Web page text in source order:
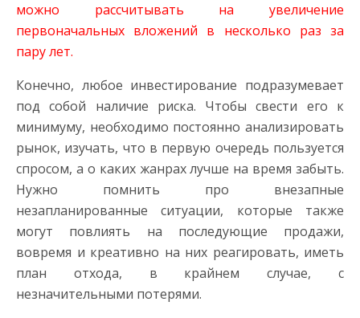
можно рассчитывать на увеличение
первоначальных вложений в несколько раз за
пару лет.
Конечно, любое инвестирование подразумевает
под собой наличие риска. Чтобы свести его к
минимуму, необходимо постоянно анализировать
рынок, изучать, что в первую очередь пользуется
спросом, а о каких жанрах лучше на время забыть.
Нужно помнить про внезапные
незапланированные ситуации, которые также
могут повлиять на последующие продажи,
вовремя и креативно на них реагировать, иметь
план отхода, в крайнем случае, с
незначительными потерями.